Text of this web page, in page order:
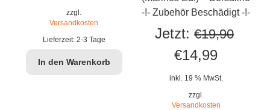
zzgl.
Versandkosten
Lieferzeit: 2-3 Tage
In den Warenkorb
-!- Zubehör Beschädigt -!-
Jetzt: €19,90
Ursprünglicher
Preis
war:
€14,99
Preis
inkl. 19 % MwSt.
zzgl.
Versandkosten